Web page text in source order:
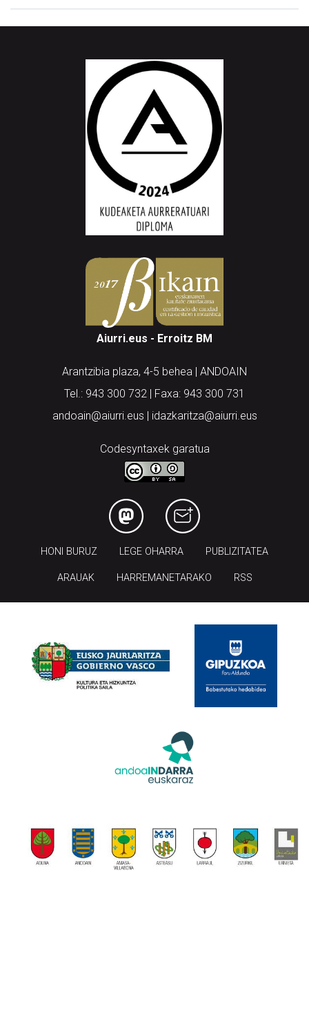
Aiurri.eus - Erroitz BM
Arantzibia plaza, 4-5 behea | ANDOAIN
Tel.: 943 300 732 | Faxa: 943 300 731
andoain@aiurri.eus | idazkaritza@aiurri.eus
Codesyntaxek garatua
HONI BURUZ LEGE OHARRA PUBLIZITATEA
ARAUAK HARREMANETARAKO RSS